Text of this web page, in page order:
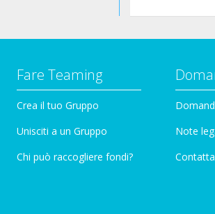
Fare Teaming
Crea il tuo Gruppo
Unisciti a un Gruppo
Chi può raccogliere fondi?
Note